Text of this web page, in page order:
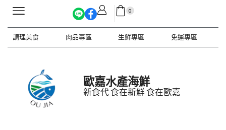
0
調理美食 肉品專區 生鮮專區 免運專區
歐嘉水產海鮮
新食代 食在新鮮 食在歐嘉